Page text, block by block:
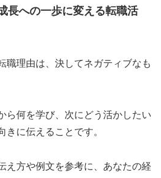
長への一歩に変える転職活
職理由は、決してネガティブなも
ら何を学び、次にどう活かしたい
きに伝えることです。
え方や例文を参考に、あなたの経